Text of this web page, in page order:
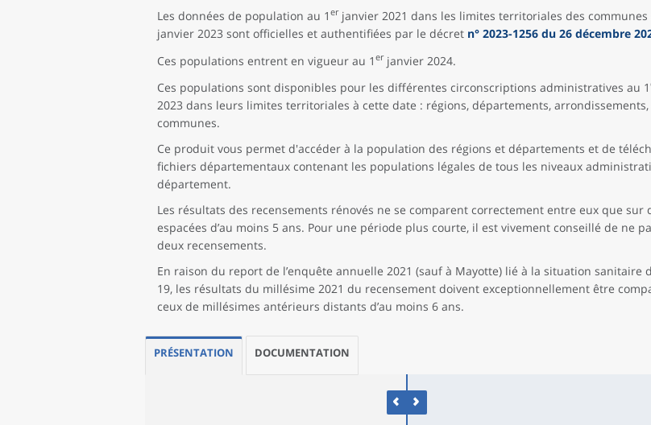
Les données de population au 1 erjanvier 2021 dans les limites territoriales des communes
janvier 2023 sont officielles et authentifiées par le décret n° 2023-1256 du 26 décembre
Ces populations entrent en vigueur au 1 erjanvier 2024.
Ces populations sont disponibles pour les différentes circonscriptions administratives au 1
2023 dans leurs limites territoriales à cette date : régions, départements,
communes.
Ce produit vous permet d'accéder à la population des régions et départements et de
fichiers départementaux contenant les populations légales de tous les niveaux
département.
Les résultats des recensements rénovés ne se comparent correctement entre eux que sur
espacées d’au moins 5 ans. Pour une période plus courte, il est vivement conseillé de ne
deux recensements.
En raison du report de l’enquête annuelle 2021 (sauf à Mayotte) lié à la situation sanitaire
19, les résultats du millésime 2021 du recensement doivent exceptionnellement être
ceux de millésimes antérieurs distants d’au moins 6 ans.
PRÉSENTATION DOCUMENTATION